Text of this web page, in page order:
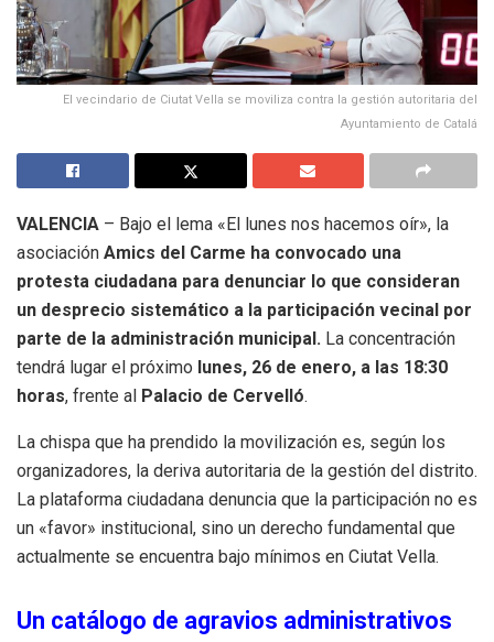
El vecindario de Ciutat Vella se moviliza contra la gestión autoritaria del
Ayuntamiento de Catalá
VALENCIA – Bajo el lema «El lunes nos hacemos oír», la
asociación Amics del Carme ha convocado una
protesta ciudadana para denunciar lo que consideran
un desprecio sistemático a la participación vecinal por
parte de la administración municipal. La concentración
tendrá lugar el próximo lunes, 26 de enero, a las 18:30
horas, frente al Palacio de Cervelló.
La chispa que ha prendido la movilización es, según los
organizadores, la deriva autoritaria de la gestión del distrito.
La plataforma ciudadana denuncia que la participación no es
un «favor» institucional, sino un derecho fundamental que
actualmente se encuentra bajo mínimos en Ciutat Vella.
Un catálogo de agravios administrativos